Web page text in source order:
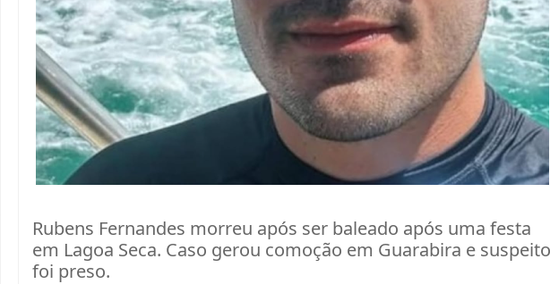
Rubens Fernandes morreu após ser baleado após uma festa
em Lagoa Seca. Caso gerou comoção em Guarabira e
foi preso.